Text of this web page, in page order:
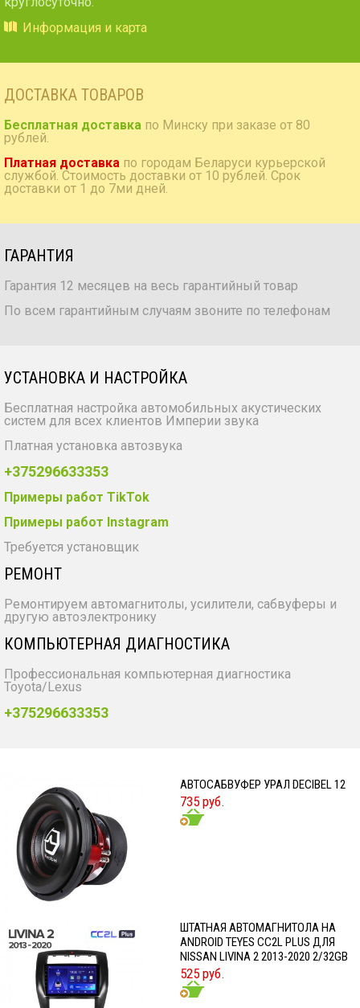
Информация и карта
ДОСТАВКА ТОВАРОВ
Бесплатная доставка по Минску при заказе от 80
рублей.
Платная доставка по городам Беларуси курьерской
службой. Стоимость доставки от 10 рублей. Срок
доставки от 1 до 7ми дней.
ГАРАНТИЯ
Гарантия 12 месяцев на весь гарантийный товар
По всем гарантийным случаям звоните по телефонам
УСТАНОВКА И НАСТРОЙКА
Бесплатная настройка автомобильных акустических
систем для всех клиентов Империи звука
Платная установка автозвука
+375296633353
Примеры работ TikTok
Примеры работ Instagram
Требуется установщик
РЕМОНТ
Ремонтируем автомагнитолы, усилители, сабвуферы и
другую автоэлектронику
КОМПЬЮТЕРНАЯ ДИАГНОСТИКА
Профессиональная компьютерная диагностика
Toyota/Lexus
+375296633353
АВТОСАБВУФЕР УРАЛ DECIBEL 12
735 руб.
ШТАТНАЯ АВТОМАГНИТОЛА НА
ANDROID TEYES CC2L PLUS ДЛЯ
NISSAN LIVINA 2 2013-2020 2/32GB
525 руб.